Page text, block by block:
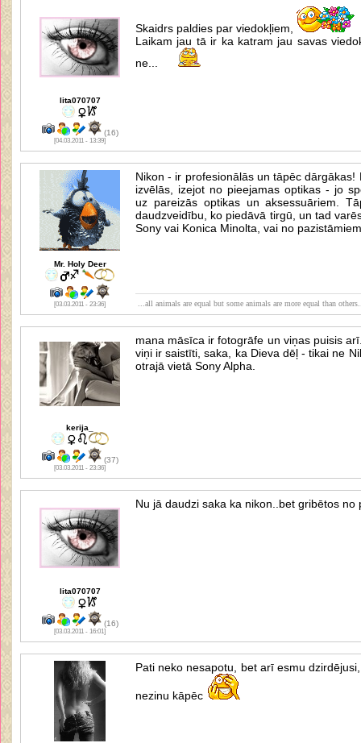
lita070707
(16)
[04.03.2011 - 13:39]
Skaidrs paldies par viedokļiem,
Laikam jau tā ir ka katram jau savas
ne...
Mr. Holy Deer
[03.03.2011 - 23:36]
Nikon - ir profesionālās un tāpēc dārgākas!
izvēlās, izejot no pieejamas optikas - jo
uz pareizās optikas un aksessuāriem.
daudzveidību, ko piedāvā tirgū, un tad
Sony vai Konica Minolta, vai no
...all animals are equal but some animals are more equal than
kerija_
(37)
[03.03.2011 - 23:36]
mana māsīca ir fotogrāfe un viņas puisis
viņi ir saistīti, saka, ka Dieva dēļ - tikai ne
otrajā vietā Sony Alpha.
lita070707
(16)
[03.03.2011 - 16:01]
Nu jā daudzi saka ka nikon..bet gribētos no
Pati neko nesapotu, bet arī esmu
nezinu kāpēc